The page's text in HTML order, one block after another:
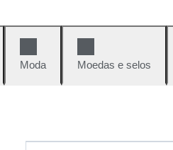
Moda Moedas e selos